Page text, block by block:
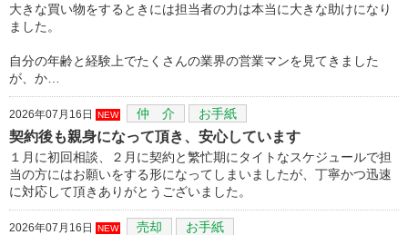
大きな買い物をするときには担当者の力は本当に大きな助けになり
ました。
自分の年齢と経験上でたくさんの業界の営業マンを見てきました
が、か…
2026年07月16日 NEW 仲 介 お手紙
契約後も親身になって頂き、安心しています
１月に初回相談、２月に契約と繁忙期にタイトなスケジュールで担
当の方にはお願いをする形になってしまいましたが、丁寧かつ迅速
に対応して頂きありがとうございました。
2026年07月16日 NEW 売却 お手紙